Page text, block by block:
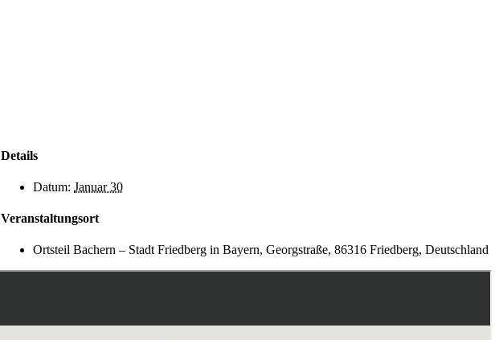
Details
Datum: Januar 30
Veranstaltungsort
Ortsteil Bachern – Stadt Friedberg in Bayern, Georgstraße, 86316 Friedberg, Deutschland